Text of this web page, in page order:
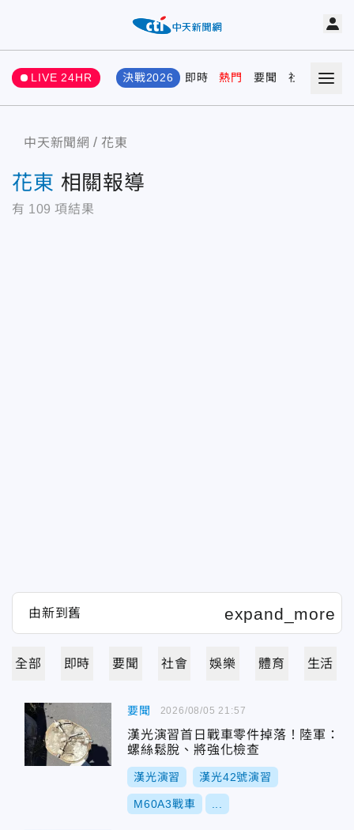
LIVE 24HR 決戰2026 即時 熱門 要聞 社會 娛樂
中天新聞網 花東
花東 相關報導
有 109 項結果
全部 即時 要聞 社會 娛樂 體育 生活
要聞
漢光演習首日戰車零件掉落！陸軍：
螺絲鬆脫、將強化檢查
漢光演習 漢光42號演習
M60A3戰車
2026/08/05 21:57